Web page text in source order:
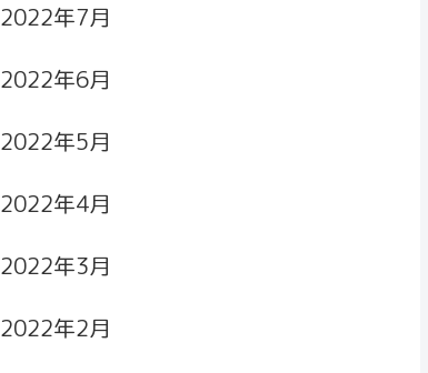
2022年7月
2022年6月
2022年5月
2022年4月
2022年3月
2022年2月